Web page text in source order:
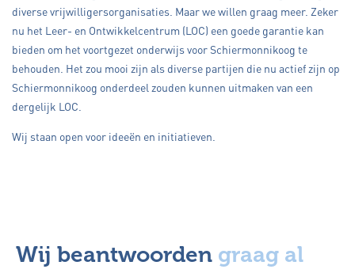
diverse vrijwilligersorganisaties. Maar we willen graag meer. Zeker
nu het Leer- en Ontwikkelcentrum (LOC) een goede garantie kan
bieden om het voortgezet onderwijs voor Schiermonnikoog te
behouden. Het zou mooi zijn als diverse partijen die nu actief zijn op
Schiermonnikoog onderdeel zouden kunnen uitmaken van een
dergelijk LOC.
Wij staan open voor ideeën en initiatieven.
Wij beantwoorden graag al